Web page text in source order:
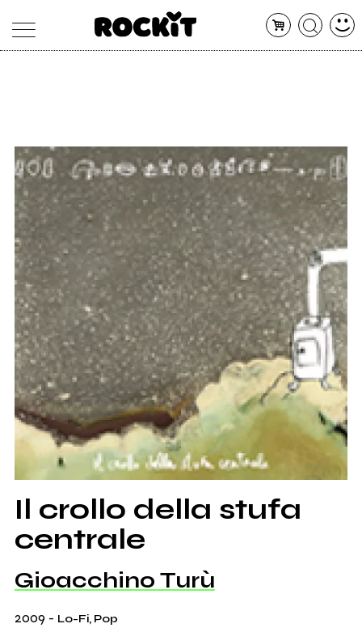
ARTISTI
CONCERTI
SHOP
RADIO
Il crollo della stufa
centrale
Gioacchino Turù
2009 - Lo-Fi, Pop